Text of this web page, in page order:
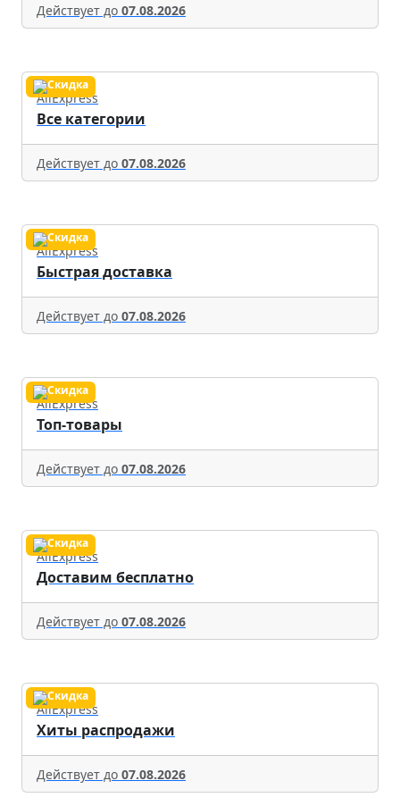
Действует до 07.08.2026
AliExpress
Все категории
Действует до 07.08.2026
AliExpress
Быстрая доставка
Действует до 07.08.2026
AliExpress
Топ-товары
Действует до 07.08.2026
AliExpress
Доставим бесплатно
Действует до 07.08.2026
AliExpress
Хиты распродажи
Действует до 07.08.2026